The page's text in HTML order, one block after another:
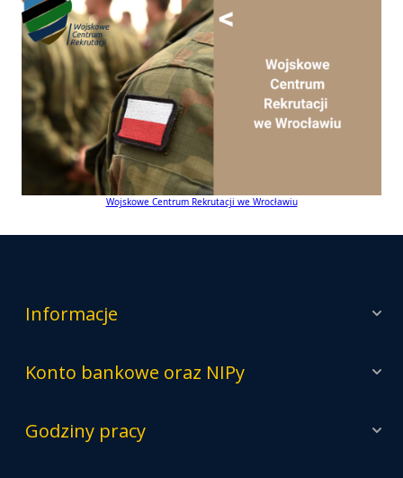
Wojskowe Centrum Rekrutacji we Wrocławiu
Informacje
Konto bankowe oraz NIPy
Godziny pracy